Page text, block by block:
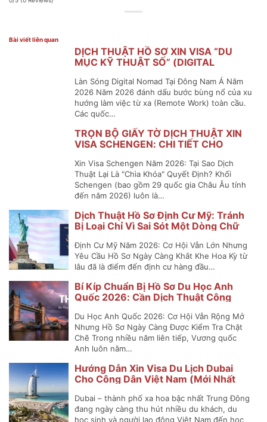
Bài viết liên quan
DỊCH THUẬT HỒ SƠ XIN VISA “DU
MỤC KỸ THUẬT SỐ” (DIGITAL
Làn Sóng Digital Nomad Tại Đông Nam Á Năm
2026 Năm 2026 đánh dấu bước bùng nổ của xu
hướng làm việc từ xa (Remote Work) toàn cầu.
Các quốc…
TRỌN BỘ GIẤY TỜ DỊCH THUẬT XIN
VISA SCHENGEN: CHI TIẾT CHO
Xin Visa Schengen Năm 2026: Tại Sao Dịch
Thuật Lại Là "Chìa Khóa" Quyết Định? Khối
Schengen (bao gồm 29 quốc gia Châu Âu tính
đến năm 2026) luôn là…
Dịch Thuật Hồ Sơ Định Cư Mỹ: Tránh
Bị Loại Chỉ Vì Sai Sót Một Dòng Chữ
Định Cư Mỹ Năm 2026: Cơ Hội Vẫn Lớn Nhưng
Yêu Cầu Hồ Sơ Ngày Càng Khắt Khe Hoa Kỳ từ
lâu đã là điểm đến định cư hàng đầu…
Bí Kíp Chuẩn Bị Hồ Sơ Du Học Anh
Quốc 2026: Cần Dịch Thuật Công
Du Học Anh Quốc 2026: Cơ Hội Vẫn Rộng Mở
Nhưng Hồ Sơ Ngày Càng Được Kiểm Tra Chặt
Chẽ Trong nhiều năm liên tiếp, Vương quốc
Anh luôn nằm…
Hướng Dẫn Xin Visa Du Lịch Dubai
Cho Công Dân Việt Nam (Mới Nhất
Dubai – thành phố xa hoa bậc nhất Trung Đông
đang ngày càng thu hút nhiều du khách, du
học sinh và người lao động Việt Nam đến học